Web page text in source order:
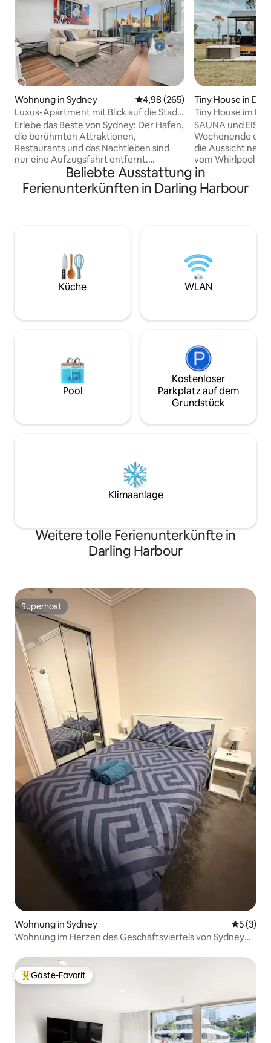
Wohnung in Sydney Durchschnittliche Bewertung:
4,98 (265)
Luxus-Apartment mit Blick auf die Stadt
und den Darling Harbour
Erlebe das Beste von Sydney: Der Hafen,
die berühmten Attraktionen,
Restaurants und das Nachtleben sind
nur eine Aufzugsfahrt entfernt.
Entspannen Sie sich in einer stilvollen
Wohnung mit modernen Kunstwerken,
einer Leder-Lounge und einem privaten
Einbauschrank ausgestattet sind, mit
einem atemberaubenden Blick auf den
Hafen und die Skyline auf. Google TV ist
in der Lounge verfügbar. Ich bin sicher,
Möglicherweise möchtest du nie mehr
Tiny House in
Tiny House im
entspannender
SAUNA und
Wochenende
die Aussicht
vom Whirlpool
Zuhause ist
zu unterhalten
im Hunter Valley
inmitten der
Inklusive
Terrasse. Sehr
ruhiger
unseren
Beliebte Ausstattung in
Ferienunterkünften in Darling Harbour
Küche WLAN
Pool
Kostenloser
Parkplatz auf dem
Grundstück
Klimaanlage
Weitere tolle Ferienunterkünfte in
Darling Harbour
Superhost
Superhost
Wohnung in Sydney
5 (3)
Wohnung im Herzen des Geschäftsviertels von Sydney
Beliebter Gäste-Favorit.
Gäste-Favorit